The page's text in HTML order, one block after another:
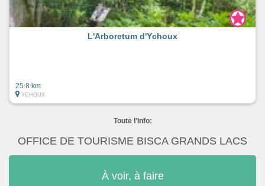
L'Arboretum d'Ychoux
25.8 km
YCHOUX
Toute l'Info:
OFFICE DE TOURISME BISCA GRANDS LACS
À voir, à faire